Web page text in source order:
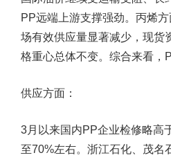
PP远端上游支撑强劲。丙烯
场有效供应量显著减少，现货
格重心总体不变。综合来看，
供应方面：
3月以来国内PP企业检修略高
至70%左右。浙江石化、茂名